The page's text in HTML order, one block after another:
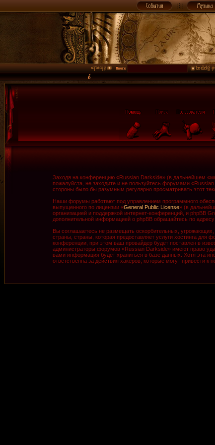
Заходя на конференцию «Russian Darkside» (в дальнейшем
пожалуйста, не заходите и не пользуйтесь форумами
стороны было бы разумным регулярно просматривать этот
Наши форумы работают под управлением программного
выпущенного по лицензии «General Public License» (в
организацией и поддержкой интернет-конференций, и phpBB
дополнительной информацией о phpBB обращайтесь по адресу
Вы соглашаетесь не размещать оскорбительных,
страны, страны, которая предоставляет услуги хостинга
конференции, при этом ваш провайдер будет поставлен в
администраторы форумов «Russian Darkside» имеют право
вами информация будет храниться в базе данных. Хотя эта
ответственна за действия хакеров, которые могут привести к